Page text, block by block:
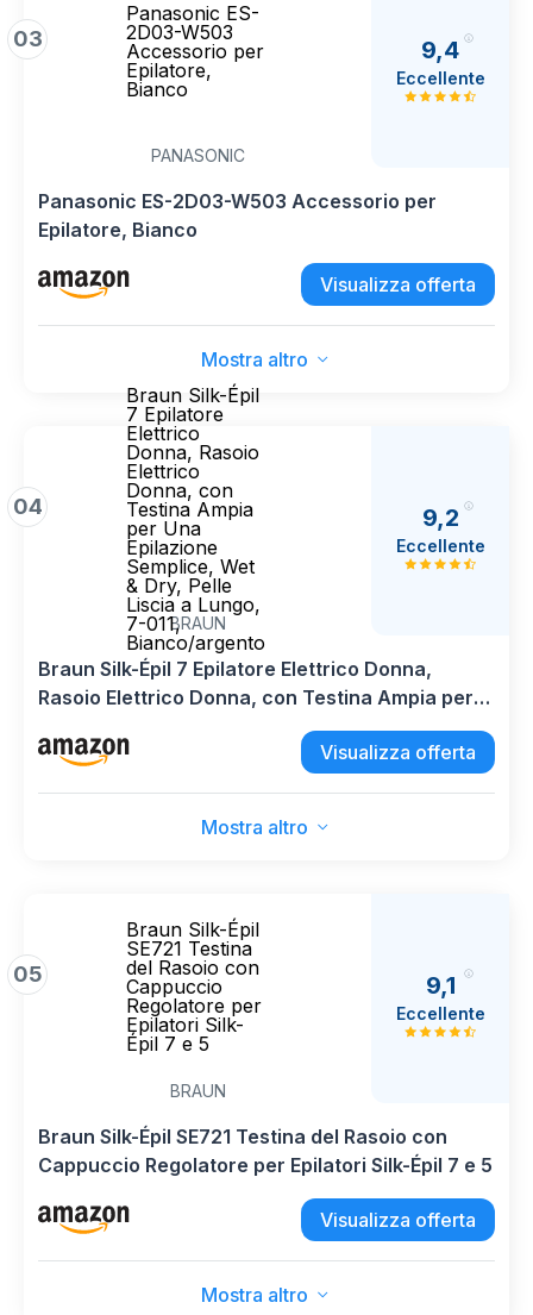
03
Panasonic ES-
2D03-W503
Accessorio per
Epilatore,
Bianco
PANASONIC
9,4
Eccellente
Panasonic ES-2D03-W503 Accessorio per
Epilatore, Bianco
Visualizza offerta
Mostra altro
04
Braun Silk-Épil
7 Epilatore
Elettrico
Donna, Rasoio
Elettrico
Donna, con
Testina Ampia
per Una
Epilazione
Semplice, Wet
& Dry, Pelle
Liscia a Lungo,
7-011,
Bianco/argento
BRAUN
9,2
Eccellente
Braun Silk-Épil 7 Epilatore Elettrico Donna,
Rasoio Elettrico Donna, con Testina Ampia per
Una Epilazione Semplice, Wet & Dry, Pelle Liscia
a Lungo, 7-011, Bianco/argentoVisualizza offerta
Mostra altro
05
Braun Silk-Épil
SE721 Testina
del Rasoio con
Cappuccio
Regolatore per
Epilatori Silk-
Épil 7 e 5
BRAUN
9,1
Eccellente
Braun Silk-Épil SE721 Testina del Rasoio con
Cappuccio Regolatore per Epilatori Silk-Épil 7 e 5
Visualizza offerta
Mostra altro